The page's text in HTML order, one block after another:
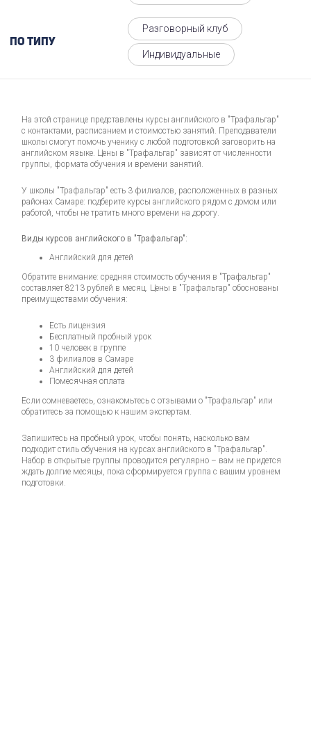
На этой странице представлены курсы английского в "Трафальгар"
с контактами, расписанием и стоимостью занятий. Преподаватели
школы смогут помочь ученику с любой подготовкой заговорить на
английском языке. Цены в "Трафальгар" зависят от численности
группы, формата обучения и времени занятий.
У школы "Трафальгар" есть 3 филиалов, расположенных в разных
районах Самаре: подберите курсы английского рядом с домом или
работой, чтобы не тратить много времени на дорогу.
Виды курсов английского в "Трафальгар":
Английский для детей
Обратите внимание: средняя стоимость обучения в "Трафальгар"
составляет 8213 рублей в месяц. Цены в "Трафальгар" обоснованы
преимуществами обучения:
Есть лицензия
Бесплатный пробный урок
10 человек в группе
3 филиалов в Самаре
Английский для детей
Помесячная оплата
Если сомневаетесь, ознакомьтесь с отзывами о "Трафальгар" или
обратитесь за помощью к нашим экспертам.
Запишитесь на пробный урок, чтобы понять, насколько вам
подходит стиль обучения на курсах английского в "Трафальгар".
Набор в открытые группы проводится регулярно – вам не придется
ждать долгие месяцы, пока сформируется группа с вашим уровнем
подготовки.
По типу
Разговорный клуб
Индивидуальные